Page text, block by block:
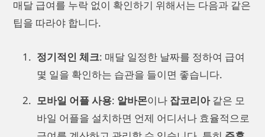
매달 급여를 누락 없이 확인하기 위해서는 다음과 같은
팁을 따라야 합니다.
정기적인 체크: 매달 일정한 날짜를 정하여 급여
몇 일을 확인하는 습관을 들이면 좋습니다.
모바일 어플 사용: 알바몬이나 잡코리아같은 모
바일 어플을 설치하면 언제 어디서나 효율적으로